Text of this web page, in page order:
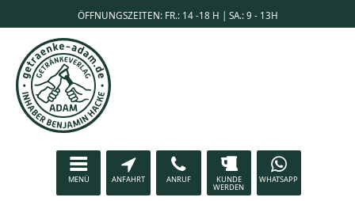
ÖFFNUNGSZEITEN: FR.: 14 -18 H | SA.: 9 - 13H
MENÜ ANFAHRT ANRUF KUNDE
WERDEN
WHATSAPP